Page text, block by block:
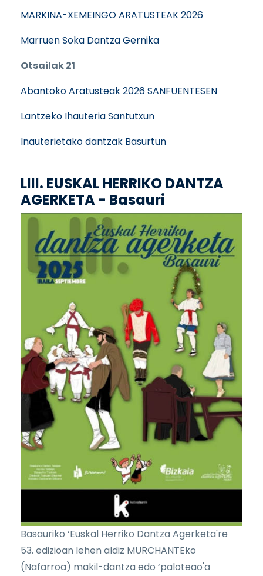
MARKINA-XEMEINGO ARATUSTEAK 2026
Marruen Soka Dantza Gernika
Otsailak 21
Abantoko Aratusteak 2026 SANFUENTESEN
Lantzeko Ihauteria Santutxun
Inauterietako dantzak Basurtun
LIII. EUSKAL HERRIKO DANTZA
AGERKETA - Basauri
Basauriko ‘Euskal Herriko Dantza Agerketa're
53. edizioan lehen aldiz MURCHANTEko
(Nafarroa) makil-dantza edo ‘paloteao'a